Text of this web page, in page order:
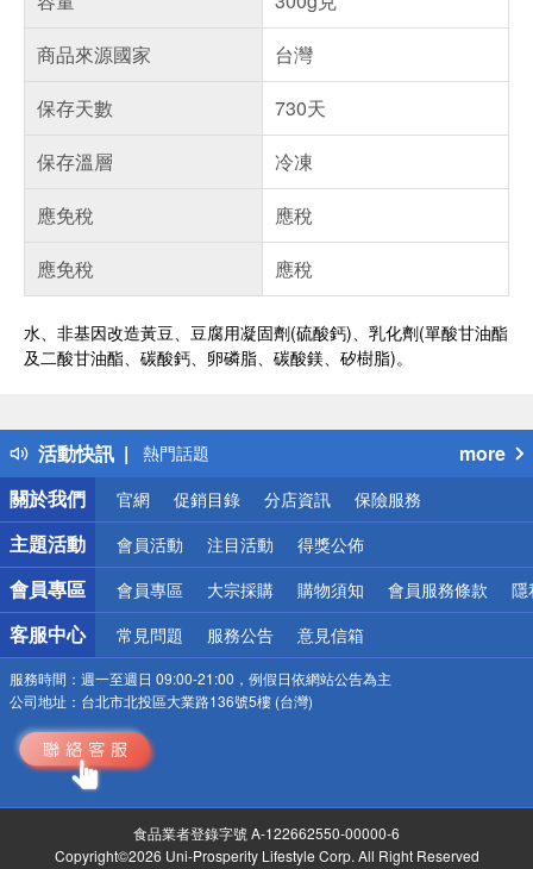
商品來源國家
台灣
保存天數
730天
保存溫層
冷凍
應免稅
應稅
應免稅
應稅
水、非基因改造黃豆、豆腐用凝固劑(硫酸鈣)、乳化劑(單酸甘油酯
及二酸甘油酯、碳酸鈣、卵磷脂、碳酸鎂、矽樹脂)。
活動快訊
得獎公告
熱門話題
銀行優惠
偏遠地區配送
詐騙網頁！請小心！
more
關於我們
官網 促銷目錄 分店資訊 保險服務
主題活動 會員活動 注目活動 得獎公佈
會員專區 會員專區 大宗採購 購物須知 會員服務條款 隱
客服中心 常見問題 服務公告 意見信箱
服務時間： 週一至週日 09:00-21:00，例假日依網站公告為主
公司地址： 台北市北投區大業路136號5樓 (台灣)
食品業者登錄字號 A-122662550-00000-6
Copyright©2026 Uni-Prosperity Lifestyle Corp. All Right Reserved